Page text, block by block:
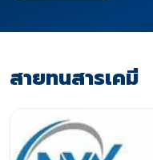
สายทนสารเคมี